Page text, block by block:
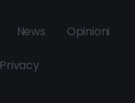
News Opinioni
Privacy